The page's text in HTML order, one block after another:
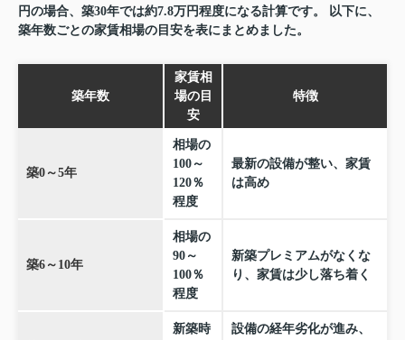
円の場合、築30年では約7.8万円程度になる計算です。 以下に、
築年数ごとの家賃相場の目安を表にまとめました。
築年数
家賃相
場の目
安
特徴
築0～5年
相場の
100～
120％
程度
最新の設備が整い、家賃
は高め
築6～10年
相場の
90～
100％
程度
新築プレミアムがなくな
り、家賃は少し落ち着く
新築時
設備の経年劣化が進み、